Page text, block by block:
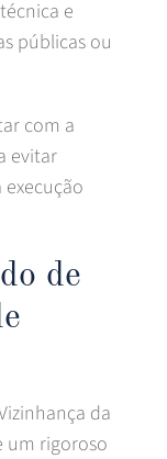
e
públicas ou
com a
evitar
de
da
um rigoroso